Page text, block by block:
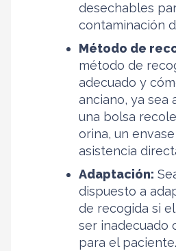
desechables
contaminación
Método de
método de
adecuado y
anciano, ya sea
una bolsa
orina, un
asistencia
Adaptación:
dispuesto a
de recogida si
ser inadecuado
para el paciente.